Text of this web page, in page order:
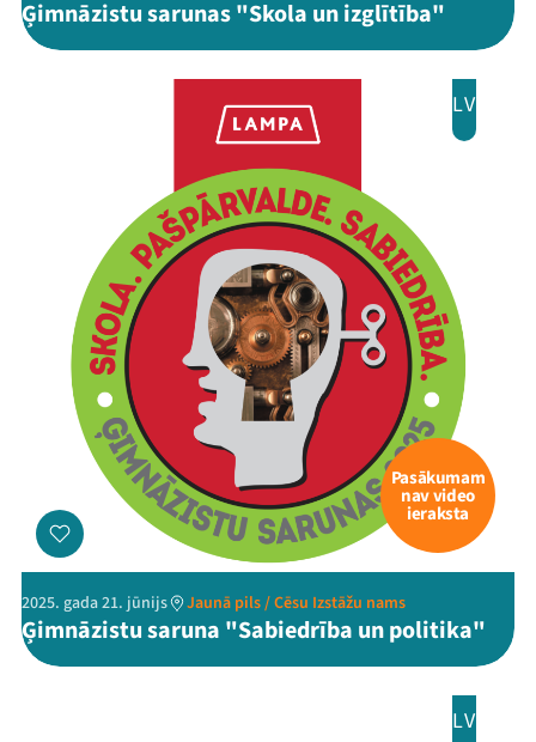
Ģimnāzistu sarunas "Skola un izglītība"
LV
Pasākumam
nav video
ieraksta
2025. gada 21. jūnijs Jaunā pils / Cēsu Izstāžu nams
Ģimnāzistu saruna "Sabiedrība un politika"
LV